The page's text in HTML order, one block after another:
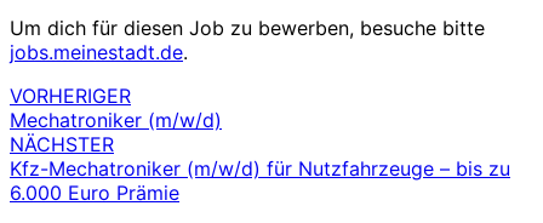
Um dich für diesen Job zu bewerben, besuche bitte
jobs.meinestadt.de.
Beitragsnavigation
VORHERIGER
Mechatroniker (m/w/d)
NÄCHSTER
Kfz-Mechatroniker (m/w/d) für Nutzfahrzeuge – bis zu
6.000 Euro Prämie